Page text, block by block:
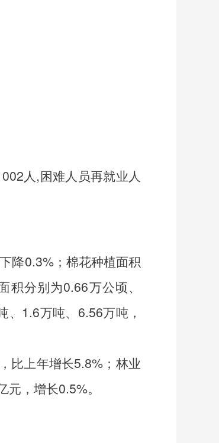
人,困难人员再就业人
降0.3%；棉花种植面积
积分别为0.66万公顷、
、 1.6万吨、 6.56万吨，
比上年增长5.8% ；林业
元，增长0.5%。